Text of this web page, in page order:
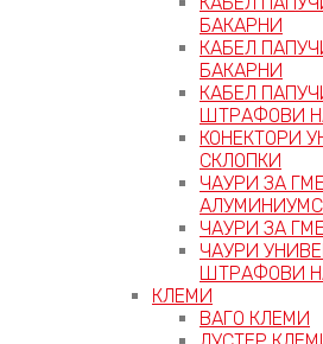
БАКАРНИ
КАБЕЛ
БАКАРНИ
КАБЕЛ
ШТРАФОВИ
КОНЕКТОРИ
СКЛОПКИ
ЧАУРИ ЗА
ЧАУРИ ЗА
ЧАУРИ
ШТРАФОВИ
КЛЕМИ
ВАГО КЛЕМИ